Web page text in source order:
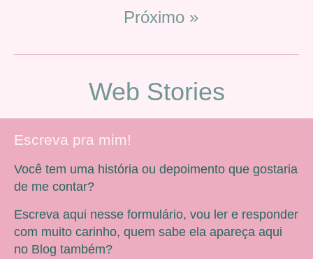
Próximo »
Web Stories
Escreva pra mim!
Você tem uma história ou depoimento que gostaria
de me contar?
Escreva aqui nesse formulário, vou ler e responder
com muito carinho, quem sabe ela apareça aqui
no Blog também?